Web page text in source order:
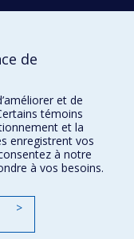
de
et de
témoins
et la
enregistrent vos
à notre
à vos besoins.
>